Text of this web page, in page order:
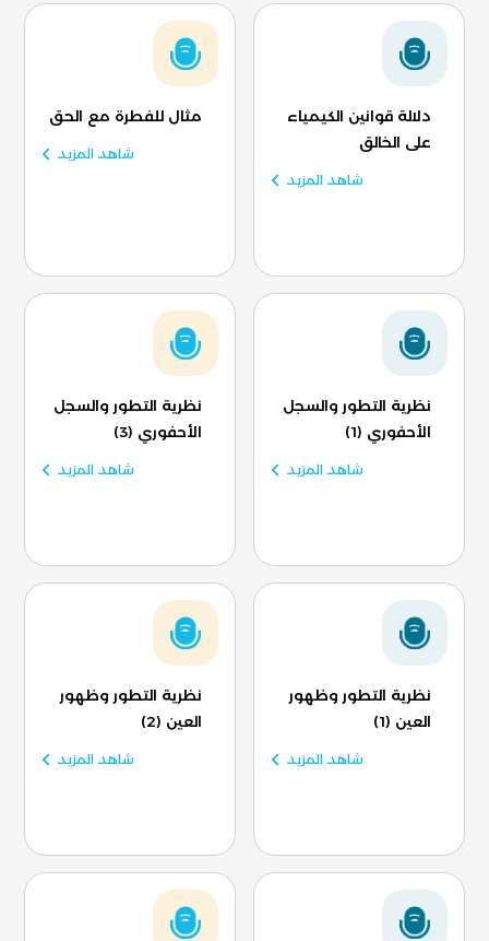
دلالة قوانين الكيمياء
على الخالق
شاهد المزيد
مثال للفطرة مع الحق
شاهد المزيد
نظرية التطور والسجل
الأحفوري (1)
شاهد المزيد
نظرية التطور والسجل
الأحفوري (3)
شاهد المزيد
نظرية التطور وظهور
العين (1)
شاهد المزيد
نظرية التطور وظهور
العين (2)
شاهد المزيد